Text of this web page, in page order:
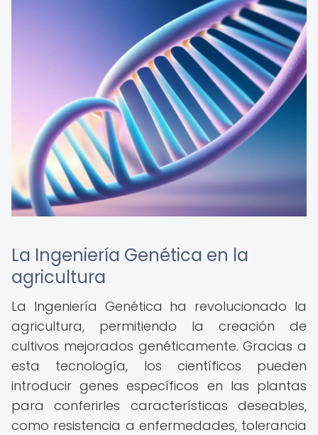
La Ingeniería Genética en la
agricultura
La Ingeniería Genética ha revolucionado la
agricultura, permitiendo la creación de
cultivos mejorados genéticamente. Gracias a
esta tecnología, los científicos pueden
introducir genes específicos en las plantas
para conferirles características deseables,
como resistencia a enfermedades, tolerancia